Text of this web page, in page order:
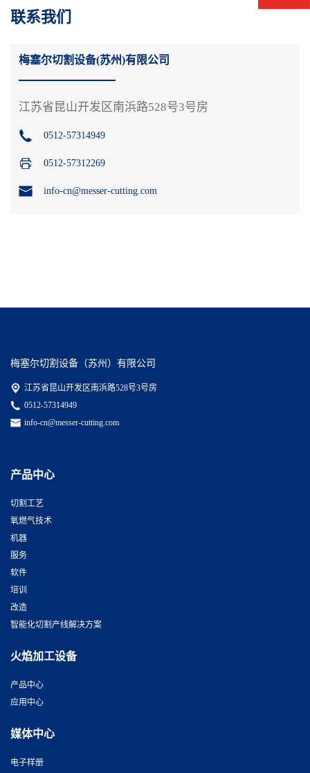
联系我们
梅塞尔切割设备(苏州)有限公司
江苏省昆山开发区南浜路528号3号房
0512-57314949
0512-57312269
info-cn@messer-cutting.com
梅塞尔切割设备（苏州）有限公司
江苏省昆山开发区南浜路528号3号房
0512-57314949
info-cn@messer-cutting.com
产品中心
切割工艺
氧燃气技术
机器
服务
软件
培训
改造
智能化切割产线解决方案
火焰加工设备
产品中心
应用中心
媒体中心
电子样册